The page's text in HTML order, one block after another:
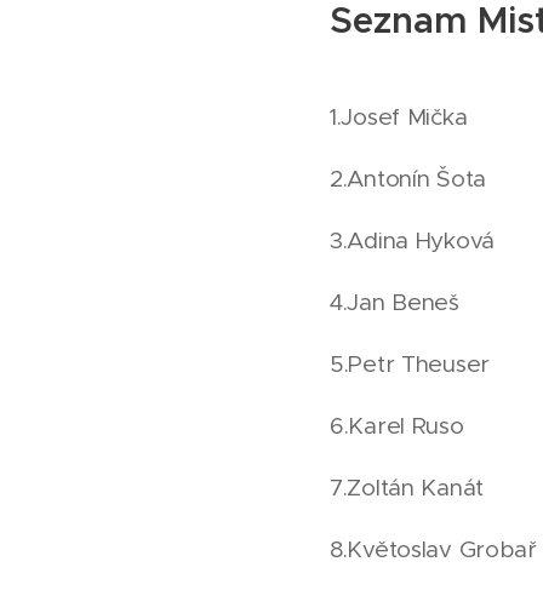
Seznam
1.Josef Mička
2.Antonín Šota
3.Adina Hyková
4.Jan Beneš
5.Petr Theuser
6.Karel Ruso
7.Zoltán Kanát
8.Květoslav